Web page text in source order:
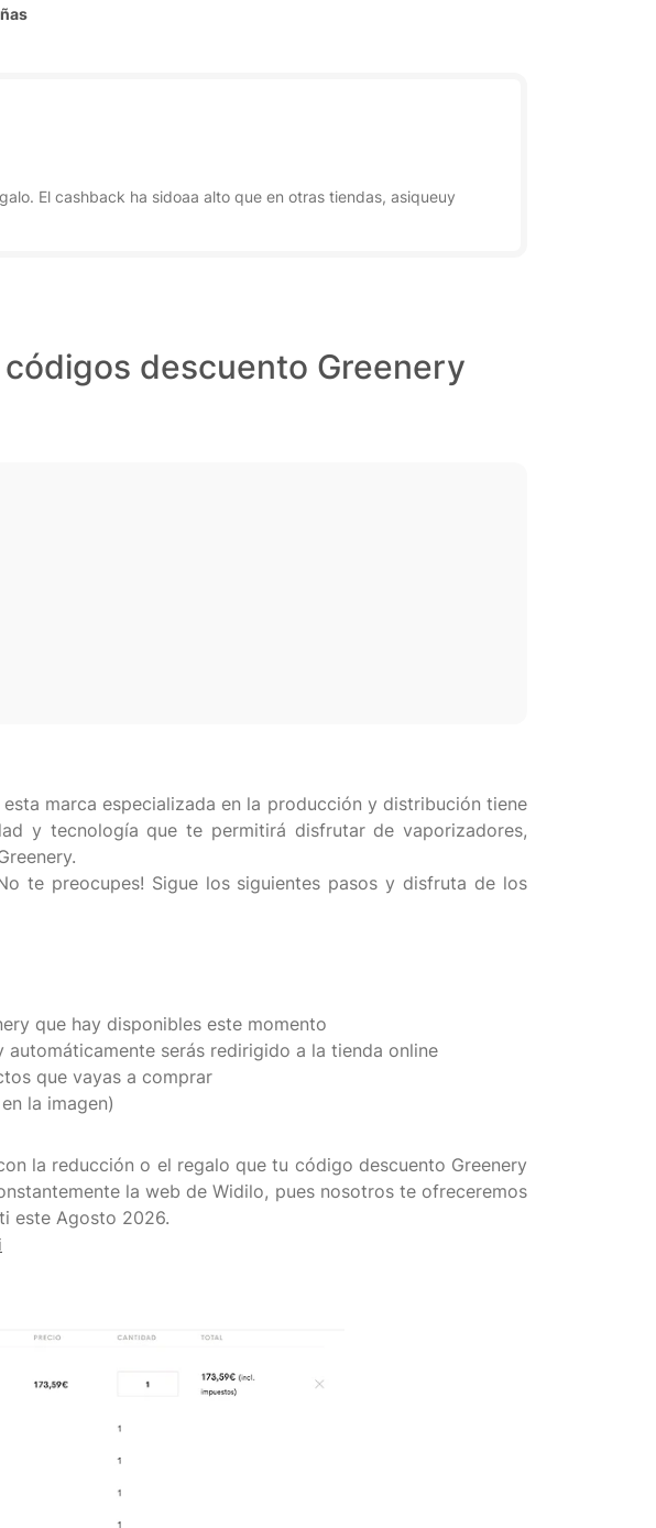
El cashback ha sidoaa alto que en otras tiendas, asiqueuy
descuento Greenery
marca especializada en la producción y distribución tiene
y tecnología que te permitirá disfrutar de vaporizadores,
te preocupes! Sigue los siguientes pasos y disfruta de los
que hay disponibles este momento
serás redirigido a la tienda online
que vayas a comprar
la imagen)
la reducción o el regalo que tu código descuento Greenery
la web de Widilo, pues nosotros te ofreceremos